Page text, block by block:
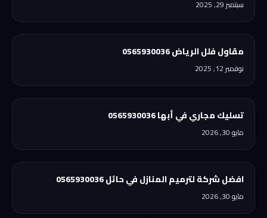
سبتمبر 29, 2025
مقاول فلل الرياض 0565930036
نوفمبر 12, 2025
تسليك مجاري في أبها 0565930036
مايو 30, 2026
افضل شركة لترميم المنازل في حائل 0565930036
مايو 30, 2026